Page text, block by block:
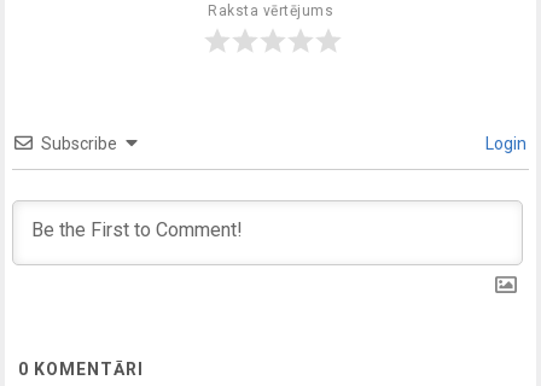
Raksta vērtējums
Subscribe Login
0 KOMENTĀRI